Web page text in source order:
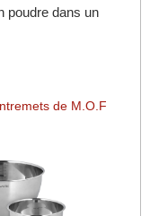
poudre dans un